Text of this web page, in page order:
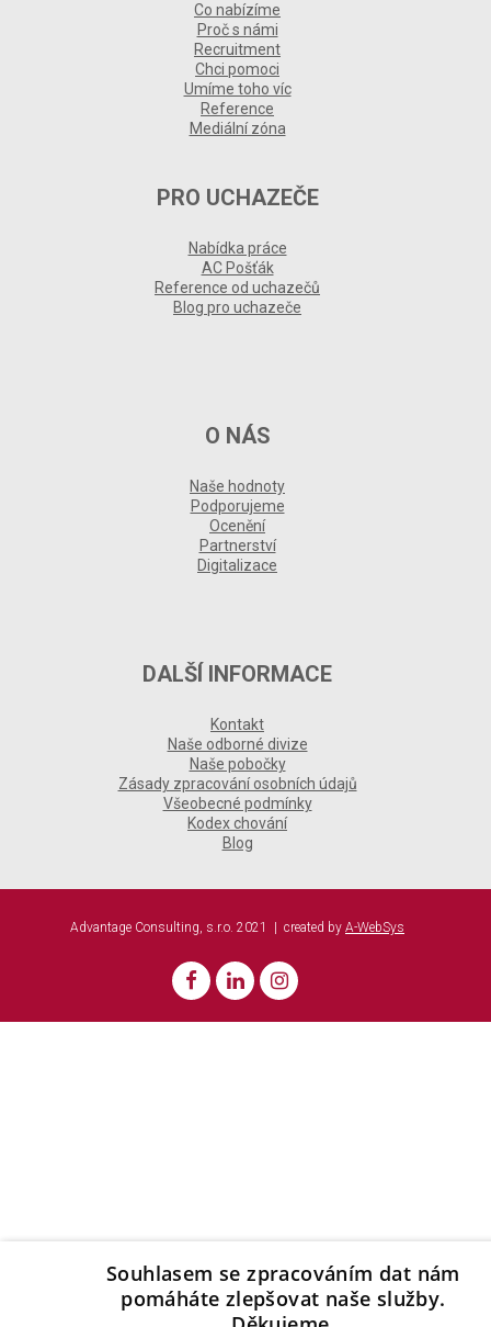
Co nabízíme
Proč s námi
Recruitment
Chci pomoci
Umíme toho víc
Reference
Mediální zóna
PRO UCHAZEČE
Nabídka práce
AC Pošťák
Reference od uchazečů
Blog pro uchazeče
O NÁS
Naše hodnoty
Podporujeme
Ocenění
Partnerství
Digitalizace
DALŠÍ INFORMACE
Kontakt
Naše odborné divize
Naše pobočky
Zásady zpracování osobních údajů
Všeobecné podmínky
Kodex chování
Blog
Advantage Consulting, s.r.o. 2021 | created by A-WebSys
Souhlasem se zpracováním dat nám
pomáháte zlepšovat naše služby.